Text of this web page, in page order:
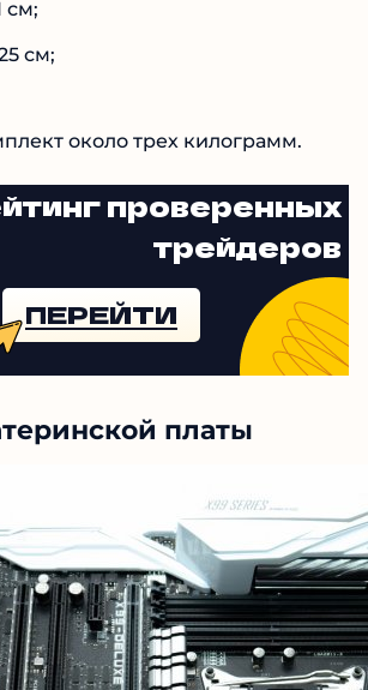
см;
см;
около трех килограмм.
проверенных
трейдеров
ПЕРЕЙТИ
платы